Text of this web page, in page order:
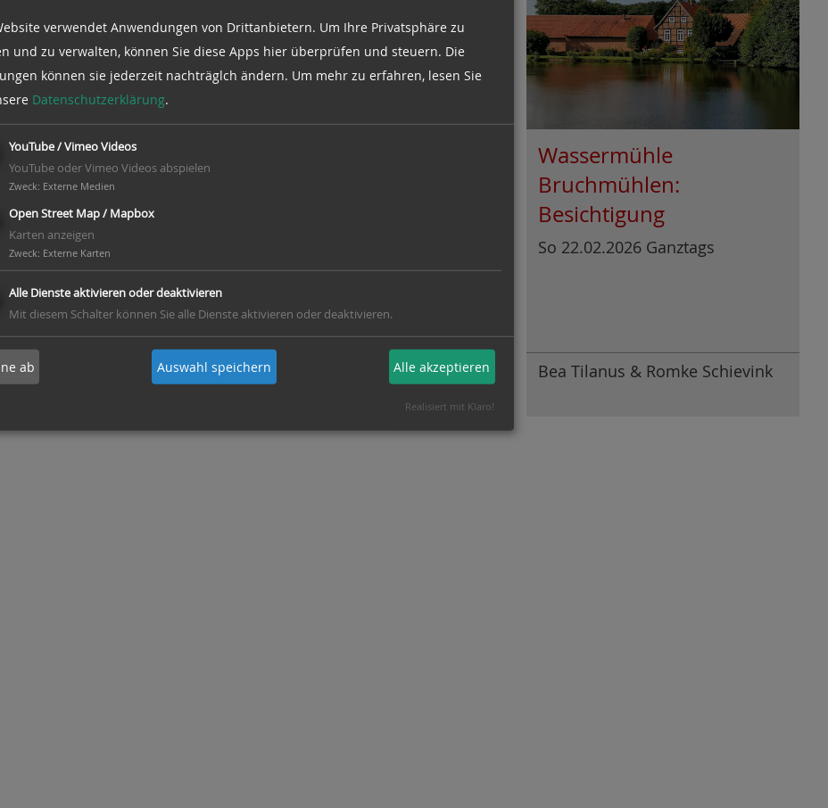
Goslar:
15:00 - Offenes
mit Inbetriebnahme
an jedem ersten
im Monat
Museum Mühlenfreunde Dibbersen e.V.
Wassermühle
Bruchmühlen:
Besichtigung
So 22.02.2026 Ganztags
Bea Tilanus & Romke Schievink
verwendet Anwendungen von Drittanbietern. Um Ihre Privatsphäre zu
und zu verwalten, können Sie diese Apps hier überprüfen und steuern. Die
können sie jederzeit nachträglch ändern. Um mehr zu erfahren, lesen Sie
Datenschutzerklärung.
YouTube / Vimeo Videos
YouTube oder Vimeo Videos abspielen
Zweck: Externe Medien
Open Street Map / Mapbox
Karten anzeigen
Zweck: Externe Karten
Alle Dienste aktivieren oder deaktivieren
Mit diesem Schalter können Sie alle Dienste aktivieren oder deaktivieren.
ab Auswahl speichern Alle akzeptieren
Realisiert mit Klaro!